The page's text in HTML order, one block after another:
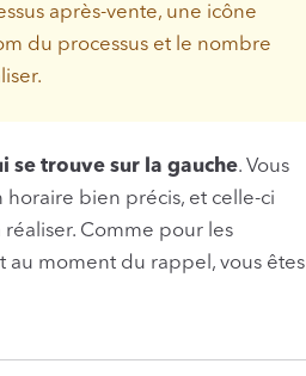
après-vente, une icône
du processus et le nombre
se trouve sur la gauche. Vous
horaire bien précis, et celle-ci
Comme pour les
au moment du rappel, vous êtes